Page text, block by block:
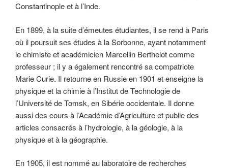
Constantinople et à l’Inde.
En 1899, à la suite d’émeutes étudiantes, il se rend à Paris
où il poursuit ses études à la Sorbonne, ayant notamment
le chimiste et académicien Marcellin Berthelot comme
professeur ; il y a également rencontré sa compatriote
Marie Curie. Il retourne en Russie en 1901 et enseigne la
physique et la chimie à l’Institut de Technologie de
l’Université de Tomsk, en Sibérie occidentale. Il donne
aussi des cours à l’Académie d’Agriculture et publie des
articles consacrés à l’hydrologie, à la géologie, à la
physique et à la géographie.
En 1905, il est nommé au laboratoire de recherches